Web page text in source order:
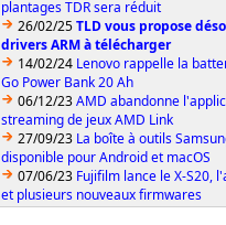
plantages TDR sera réduit
26/02/25TLD vous propose
drivers ARM à télécharger
14/02/24 Lenovo rappelle la
Go Power Bank 20 Ah
06/12/23AMD abandonne
streaming de jeux AMD Link
27/09/23 La boîte à outils
disponible pour Android et macOS
07/06/23 Fujifilm lance le X-S20,
et plusieurs nouveaux firmwares